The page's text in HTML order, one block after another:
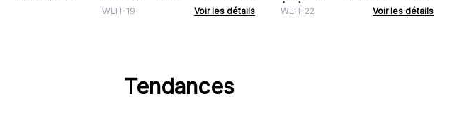
- Dans Un Bocal
WEH-19 Voir les détails
(50) - Dans Un Bocal
WEH-22 Voir les détails
Tendances